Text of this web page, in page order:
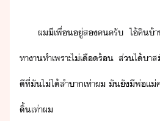
ผ​ี​เพื่​ู่​ส​ค​ครั​ ​ไ้​คิ​้
หาา​ทำ​เพราะ​ไ่​เืร้​ ​ส่​ไ้​
ีที​่​ั​ไ่ไ้​ลำา​เท่า​ผ​ ​ั​ั​ีพ​่​แ่​
ิ้​เท่า​ผ